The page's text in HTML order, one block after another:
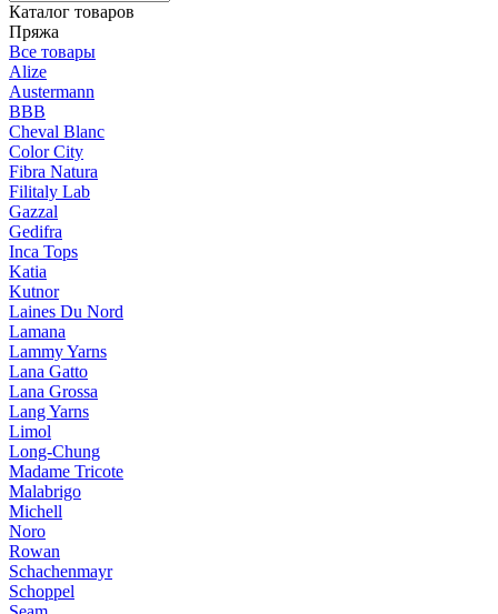
Каталог товаров
Пряжа
Все товары
Alize
Austermann
BBB
Cheval Blanc
Color City
Fibra Natura
Filitaly Lab
Gazzal
Gedifra
Inca Tops
Katia
Kutnor
Laines Du Nord
Lamana
Lammy Yarns
Lana Gatto
Lana Grossa
Lang Yarns
Limol
Long-Chung
Madame Tricote
Malabrigo
Michell
Noro
Rowan
Schachenmayr
Schoppel